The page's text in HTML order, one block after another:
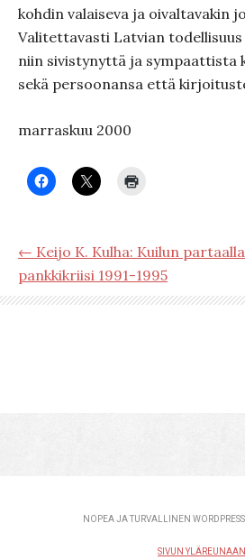
kohdin valaiseva ja oivaltavakin
Valitettavasti Latvian todellisuus
niin sivistynyttä ja sympaattista
sekä persoonansa että
marraskuu 2000
← Keijo K. Kulha: Kuilun
pankkikriisi 1991-1995
NOPEA JA TURVALLINEN
SIVUN YLÄREUNAAN